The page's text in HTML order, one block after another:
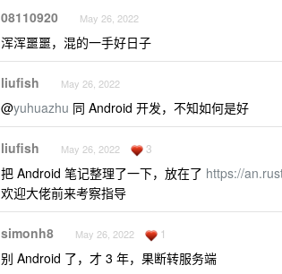
08110920 May 26, 2022
浑浑噩噩，混的一手好日子
liufish May 26, 2022
@yuhuazhu 同 Android 开发，不知如何是好
liufish May 26, 2022 3
把 Android 笔记整理了一下，放在了 https://
欢迎大佬前来考察指导
simonh8 May 26, 2022 1
别 Android 了，才 3 年，果断转服务端